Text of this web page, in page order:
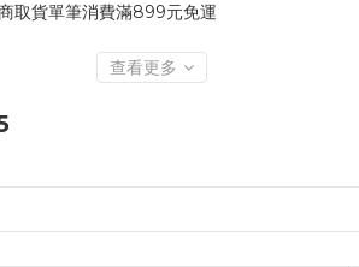
取貨單筆消費滿899元免運
查看更多